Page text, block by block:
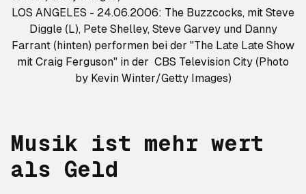
LOS ANGELES - 24.06.2006: The Buzzcocks, mit Steve
Diggle (L), Pete Shelley, Steve Garvey und Danny
Farrant (hinten) performen bei der "The Late Late Show
mit Craig Ferguson" in der CBS Television City (Photo
by Kevin Winter/Getty Images)
Musik ist mehr wert
als Geld